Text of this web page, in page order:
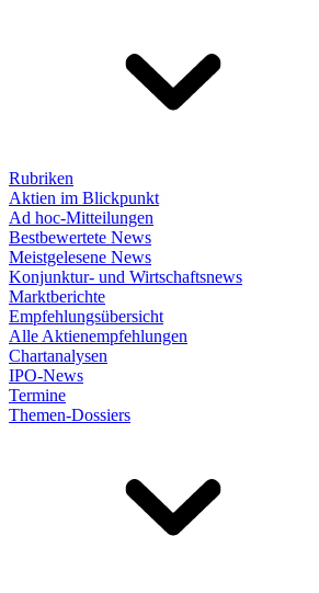
Rubriken
Aktien im Blickpunkt
Ad hoc-Mitteilungen
Bestbewertete News
Meistgelesene News
Konjunktur- und Wirtschaftsnews
Marktberichte
Empfehlungsübersicht
Alle Aktienempfehlungen
Chartanalysen
IPO-News
Termine
Themen-Dossiers